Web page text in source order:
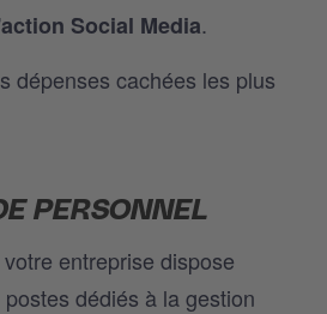
Social Media.
dépenses cachées les plus
PERSONNEL
entreprise dispose
dédiés à la gestion